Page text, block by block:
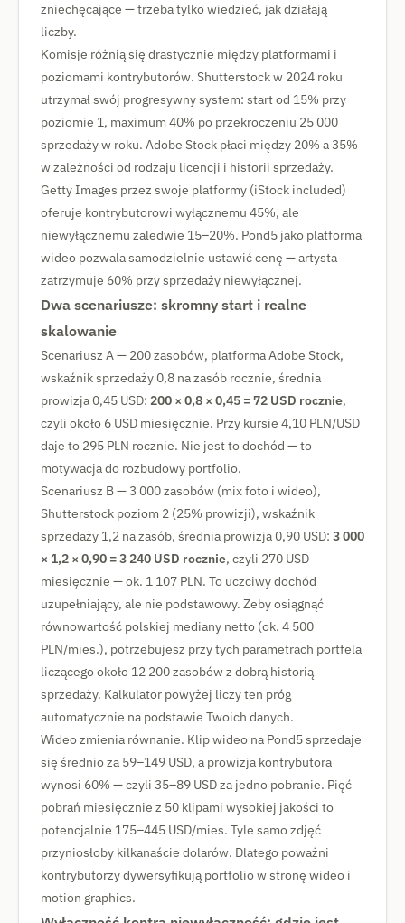
zniechęcające — trzeba tylko wiedzieć, jak działają
liczby.
Komisje różnią się drastycznie między platformami i
poziomami kontrybutorów. Shutterstock w 2024 roku
utrzymał swój progresywny system: start od 15% przy
poziomie 1, maximum 40% po przekroczeniu 25 000
sprzedaży w roku. Adobe Stock płaci między 20% a 35%
w zależności od rodzaju licencji i historii sprzedaży.
Getty Images przez swoje platformy (iStock included)
oferuje kontrybutorowi wyłącznemu 45%, ale
niewyłącznemu zaledwie 15–20%. Pond5 jako platforma
wideo pozwala samodzielnie ustawić cenę — artysta
zatrzymuje 60% przy sprzedaży niewyłącznej.
Dwa scenariusze: skromny start i realne
skalowanie
Scenariusz A — 200 zasobów, platforma Adobe Stock,
wskaźnik sprzedaży 0,8 na zasób rocznie, średnia
prowizja 0,45 USD: 200 × 0,8 × 0,45 = 72 USD rocznie,
czyli około 6 USD miesięcznie. Przy kursie 4,10 PLN/USD
daje to 295 PLN rocznie. Nie jest to dochód — to
motywacja do rozbudowy portfolio.
Scenariusz B — 3 000 zasobów (mix foto i wideo),
Shutterstock poziom 2 (25% prowizji), wskaźnik
sprzedaży 1,2 na zasób, średnia prowizja 0,90 USD: 3 000
× 1,2 × 0,90 = 3 240 USD rocznie, czyli 270 USD
miesięcznie — ok. 1 107 PLN. To uczciwy dochód
uzupełniający, ale nie podstawowy. Żeby osiągnąć
równowartość polskiej mediany netto (ok. 4 500
PLN/mies.), potrzebujesz przy tych parametrach portfela
liczącego około 12 200 zasobów z dobrą historią
sprzedaży. Kalkulator powyżej liczy ten próg
automatycznie na podstawie Twoich danych.
Wideo zmienia równanie. Klip wideo na Pond5 sprzedaje
się średnio za 59–149 USD, a prowizja kontrybutora
wynosi 60% — czyli 35–89 USD za jedno pobranie. Pięć
pobrań miesięcznie z 50 klipami wysokiej jakości to
potencjalnie 175–445 USD/mies. Tyle samo zdjęć
przyniosłoby kilkanaście dolarów. Dlatego poważni
kontrybutorzy dywersyfikują portfolio w stronę wideo i
motion graphics.